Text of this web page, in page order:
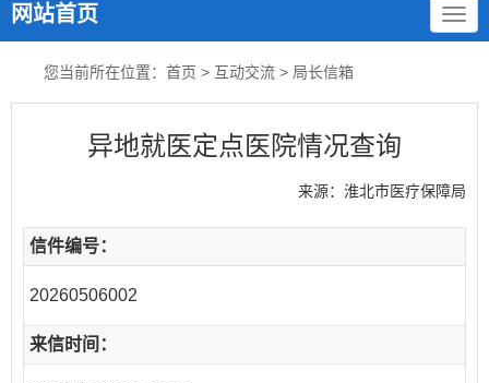
网站首页
您当前所在位置： 首页 > 互动交流 > 局长信箱
异地就医定点医院情况查询
来源：淮北市医疗保障局
信件编号：
20260506002
来信时间：